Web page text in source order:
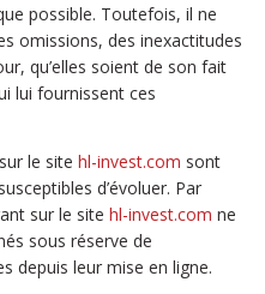
possible. Toutefois, il ne
omissions, des inexactitudes
qu’elles soient de son fait
lui fournissent ces
le site hl-invest.com sont
d’évoluer. Par
sur le site hl-invest.com ne
sous réserve de
depuis leur mise en ligne.